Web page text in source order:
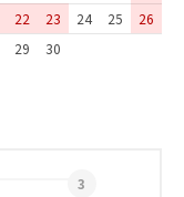
22 23 24 25
26
29 30